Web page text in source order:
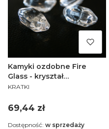
Kamyki ozdobne Fire
Glass - kryształ
transparentny
PRODUCENT
KRATKI
Cena
69,44 zł
Dostępność: w sprzedaży